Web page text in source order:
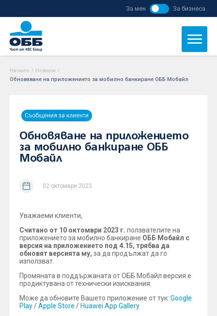
За мен За бизнеса
Начало / Новини /
Обновяване на приложението за мобилно банкиране ОББ Мобайл
Съобщения за клиенти
Обновяване на приложението
за мобилно банкиране ОББ
Мобайл
02 октомври 2023
Уважаеми клиенти,
Считано от 10 октомври 2023 г. ползвателите на
приложението за мобилно банкиране ОББ Мобайл с
версия на приложението под 4.15, трябва да
обновят версията му, за да продължат да го
използват.
Промяната в поддържаната от ОББ Мобайл версия е
продиктувана от технически изисквания.
Може да обновите Вашето приложение от тук: Google
Play/Apple Store / Huawei App Gallery